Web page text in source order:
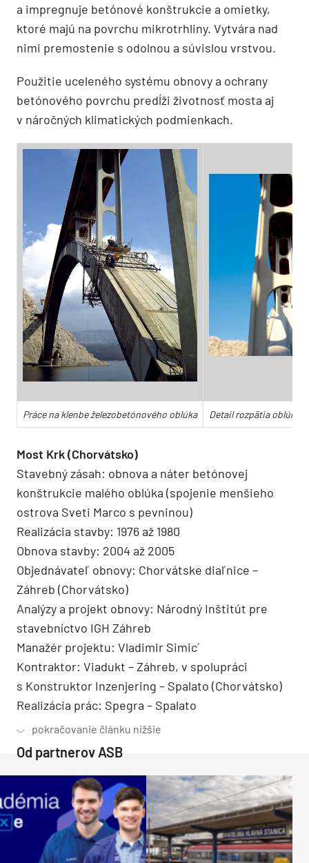
a impregnuje betónové konštrukcie a omietky,
ktoré majú na povrchu mikrotrhliny. Vytvára nad
nimi premostenie s odolnou a súvislou vrstvou.
Použitie uceleného systému obnovy a ochrany
betónového povrchu predĺži životnosť mosta aj
v náročných klimatických podmienkach.
Práce na klenbe železobetónového oblúka Detail rozpätia oblúka
Most Krk (Chorvátsko)
Stavebný zásah: obnova a náter betónovej
konštrukcie malého oblúka (spojenie menšieho
ostrova Sveti Marco s pevninou)
Realizácia stavby: 1976 až 1980
Obnova stavby: 2004 až 2005
Objednávateľ obnovy: Chorvátske diaľnice –
Záhreb (Chorvátsko)
Analýzy a projekt obnovy: Národný Inštitút pre
stavebníctvo IGH Záhreb
Manažér projektu: Vladimir Simic´
Kontraktor: Viadukt – Záhreb, v spolupráci
s Konstruktor Inzenjering – Spalato (Chorvátsko)
Realizácia prác: Spegra – Spalato
Od partnerov ASB